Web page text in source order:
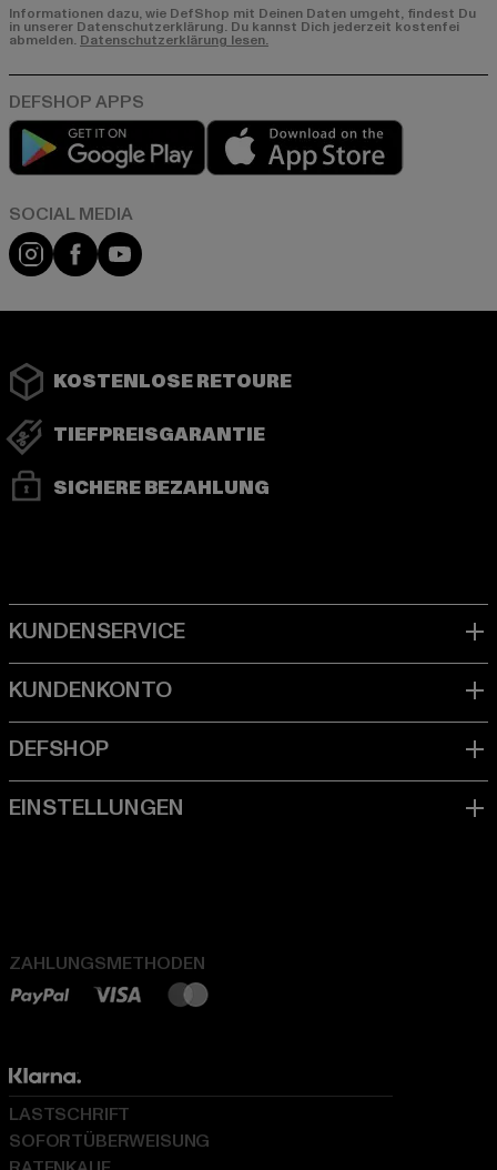
Informationen dazu, wie DefShop mit Deinen Daten umgeht, findest Du
in unserer Datenschutzerklärung. Du kannst Dich jederzeit kostenfei
abmelden. Datenschutzerklärung lesen.
Play market
Instagram
FacebookYouTube
KOSTENLOSE RETOURE
TIEFPREISGARANTIE
SICHERE BEZAHLUNG
ZAHLUNGSMETHODEN
LASTSCHRIFT
SOFORTÜBERWEISUNG